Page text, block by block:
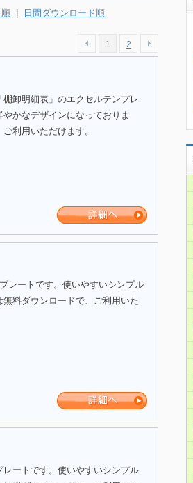
| 日間ダウンロード順
1 2
卸明細表」のエクセルテンプレ
かなデザインになっておりま
利用いただけます。
レートです。使いやすいシンプル
料ダウンロードで、ご利用いた
ートです。使いやすいシンプル